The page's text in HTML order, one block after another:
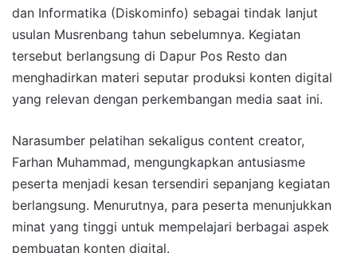
dan Informatika (Diskominfo) sebagai tindak lanjut
usulan Musrenbang tahun sebelumnya. Kegiatan
tersebut berlangsung di Dapur Pos Resto dan
menghadirkan materi seputar produksi konten digital
yang relevan dengan perkembangan media saat ini.
Narasumber pelatihan sekaligus content creator,
Farhan Muhammad, mengungkapkan antusiasme
peserta menjadi kesan tersendiri sepanjang kegiatan
berlangsung. Menurutnya, para peserta menunjukkan
minat yang tinggi untuk mempelajari berbagai aspek
pembuatan konten digital.